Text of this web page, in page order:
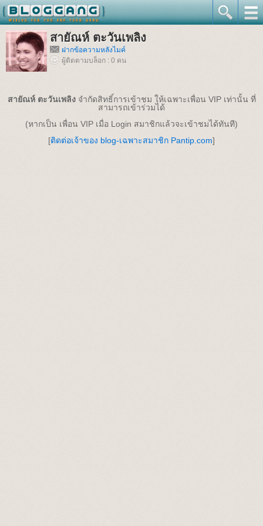
สายัณห์ ตะวันเพลิง
ฝากข้อความหลังไมค์
ผู้ติดตามบล็อก : 0 คน
สายัณห์ ตะวันเพลิงจำกัดสิทธิ์การเข้าชม ให้เฉพาะเพื่อน VIP เท่านั้น ที่
สามารถเข้าร่วมได้
(หากเป็น เพื่อน VIP เมื่อ Login สมาชิกแล้วจะเข้าชมได้ทันที)
[ติดต่อเจ้าของ blog-เฉพาะสมาชิก Pantip.com]